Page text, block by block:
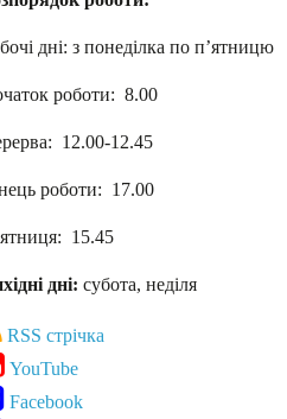
дні: з понеділка по п’ятницю
роботи: 8.00
12.00-12.45
роботи: 17.00
15.45
дні: субота, неділя
RSS стрічка
YouTube
Facebook